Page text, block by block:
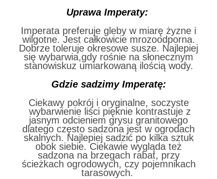
Uprawa Imperaty:
Imperata preferuje gleby w miarę żyzne i
wilgotne. Jest całkowicie mrozoodporna.
Dobrze toleruje okresowe susze. Najlepiej
się wybarwia,gdy rośnie na słonecznym
stanowiskuz umiarkowaną ilością wody.
Gdzie sadzimy Imperatę:
Ciekawy pokrój i oryginalne, soczyste
wybarwienie liści pięknie kontrastuje z
jasnym odcieniem grysu granitowego
dlatego często sadzona jest w ogrodach
skalnych. Najlepiej sadzić po kilka sztuk
obok siebie. Ciekawie wygląda też
sadzona na brzegach rabat, przy
ścieżkach ogrodowych, czy pojemnikach
tarasowych.